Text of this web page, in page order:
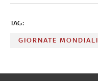
TAG:
GIORNATE MONDIALI